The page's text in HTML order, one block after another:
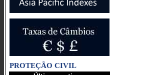
PROTEÇÃO CIVIL